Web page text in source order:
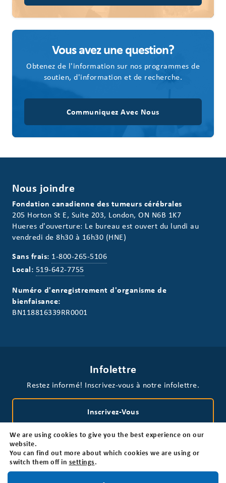
Vous avez une question?
Obtenez de l'information sur nos programmes de
soutien, d'information et de recherche.
Communiquez Avec Nous
Nous joindre
Fondation canadienne des tumeurs cérébrales
205 Horton St E, Suite 203, London, ON N6B 1K7
Hueres d'ouverture: Le bureau est ouvert du lundi au
vendredi de 8h30 à 16h30 (HNE)
Sans frais: 1-800-265-5106
Local: 519-642-7755
Numéro d'enregistrement d'organisme de
bienfaisance:
BN118816339RR0001
Infolettre
Restez informé! Inscrivez-vous à notre infolettre.
Inscrivez-Vous
We are using cookies to give you the best experience on our
website.
You can find out more about which cookies we are using or
switch them off in settings.